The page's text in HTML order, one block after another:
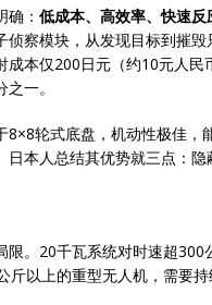
： 低成本、高效率、快速反
侦察模块，从发现目标到摧毁
成本仅200日元（约10元人民
一。
8×8轮式底盘，机动性极佳，
日本人总结其优势就三点：
限。20千瓦系统对时速超300
斤以上的重型无人机，需要